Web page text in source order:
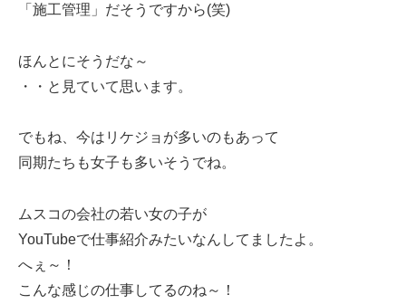
「施工管理」だそうですから(笑)
ほんとにそうだな～
・・と見ていて思います。
でもね、今はリケジョが多いのもあって
同期たちも女子も多いそうでね。
ムスコの会社の若い女の子が
YouTubeで仕事紹介みたいなんしてましたよ。
へぇ～！
こんな感じの仕事してるのね～！